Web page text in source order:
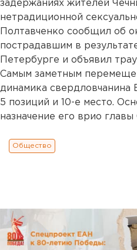
задержаниях жителей
нетрадиционной
Полтавченко сообщил об
пострадавшим в
Петербурге и объявил
Самым заметным
динамика свердловчанина
5 позиций и 10-е место.
назначение его врио
Общество